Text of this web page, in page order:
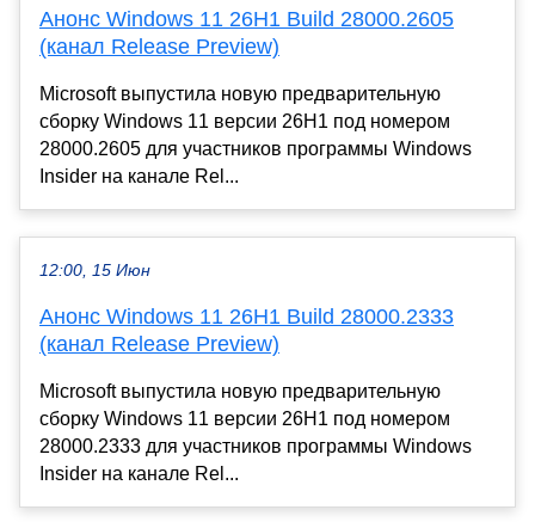
Анонс Windows 11 26H1 Build 28000.2605
(канал Release Preview)
Microsoft выпустила новую предварительную
сборку Windows 11 версии 26H1 под номером
28000.2605 для участников программы Windows
Insider на канале Rel...
12:00, 15 Июн
Анонс Windows 11 26H1 Build 28000.2333
(канал Release Preview)
Microsoft выпустила новую предварительную
сборку Windows 11 версии 26H1 под номером
28000.2333 для участников программы Windows
Insider на канале Rel...